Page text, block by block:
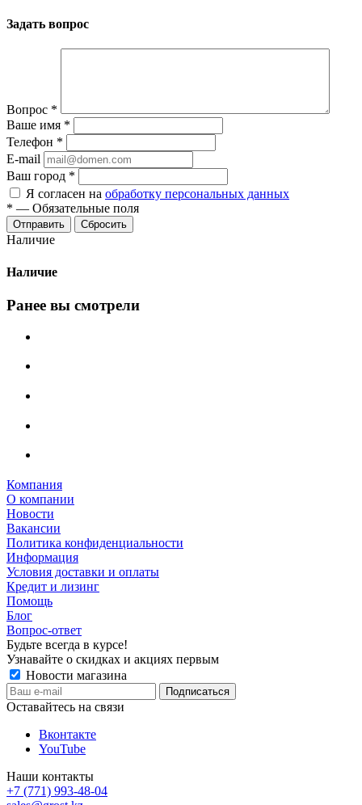
Задать вопрос
Вопрос *
Ваше имя *
Телефон *
E-mail
Ваш город *
Я согласен на обработку персональных данных
* — Обязательные поля
Сбросить
Наличие
Наличие
Ранее вы смотрели
Компания
О компании
Новости
Вакансии
Политика конфиденциальности
Информация
Условия доставки и оплаты
Кредит и лизинг
Помощь
Блог
Вопрос-ответ
Будьте всегда в курсе!
Узнавайте о скидках и акциях первым
Новости магазина
Оставайтесь на связи
Вконтакте
YouTube
Наши контакты
+7 (771) 993-48-04